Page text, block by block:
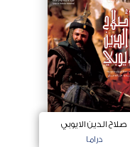
صلاح الدين الايوبي
دراما